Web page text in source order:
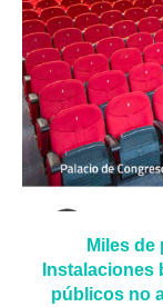
Miles
Instalaciones
públicos no